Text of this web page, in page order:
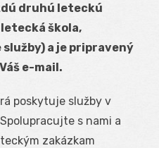
druhú leteckú
škola,
a je pripravený
e-mail.
poskytuje služby v
s nami a
zakázkam